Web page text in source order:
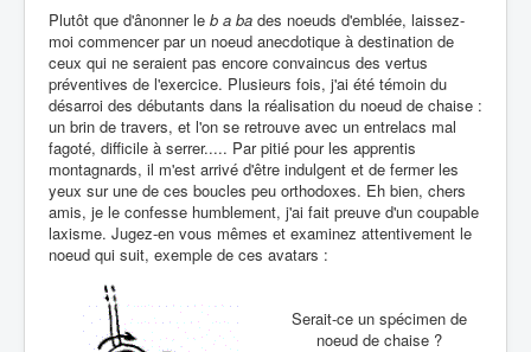
Plutôt que d'ânonner le b a ba des noeuds d'emblée, laissez-
moi commencer par un noeud anecdotique à destination de
ceux qui ne seraient pas encore convaincus des vertus
préventives de l'exercice. Plusieurs fois, j'ai été témoin du
désarroi des débutants dans la réalisation du noeud de chaise :
un brin de travers, et l'on se retrouve avec un entrelacs mal
fagoté, difficile à serrer..... Par pitié pour les apprentis
montagnards, il m'est arrivé d'être indulgent et de fermer les
yeux sur une de ces boucles peu orthodoxes. Eh bien, chers
amis, je le confesse humblement, j'ai fait preuve d'un coupable
laxisme. Jugez-en vous mêmes et examinez attentivement le
noeud qui suit, exemple de ces avatars :
Serait-ce un spécimen de
noeud de chaise ?